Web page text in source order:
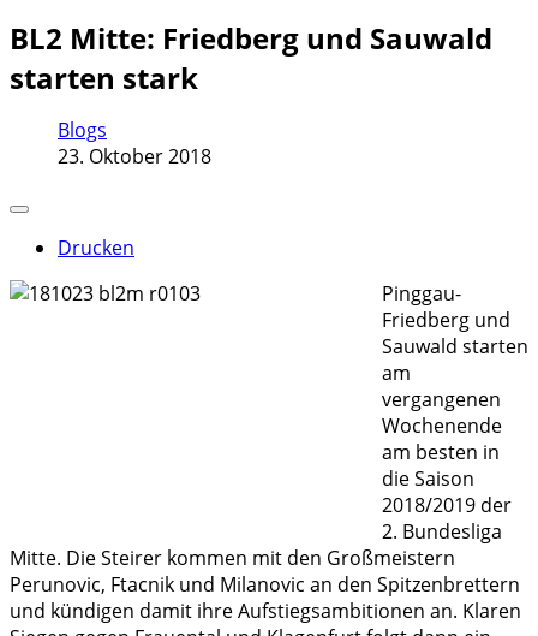
BL2 Mitte: Friedberg und Sauwald
starten stark
Blogs
23. Oktober 2018
Drucken
Pinggau-
Friedberg und
Sauwald starten
am
vergangenen
Wochenende
am besten in
die Saison
2018/2019 der
2. Bundesliga
Mitte. Die Steirer kommen mit den Großmeistern
Perunovic, Ftacnik und Milanovic an den Spitzenbrettern
und kündigen damit ihre Aufstiegsambitionen an. Klaren